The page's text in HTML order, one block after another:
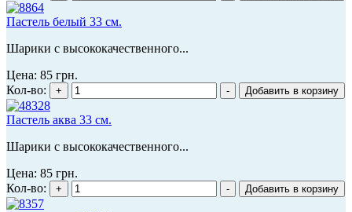
Пастель белый 33 см.
Шарики с высококачественного...
Цена: 85 грн.
Кол-во:
Пастель аква 33 см.
Шарики с высококачественного...
Цена: 85 грн.
Кол-во: